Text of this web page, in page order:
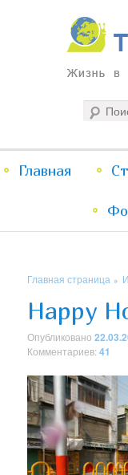
Traveliving
Жизнь в постоянном
менюГлавная
Главная страница »
Happy
Опубликовано
Комментариев:41